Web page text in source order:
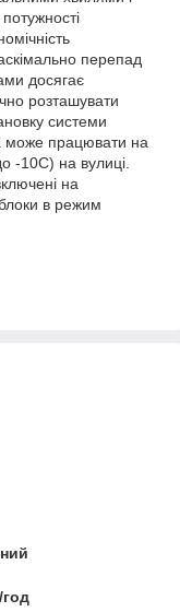
потужності
перепад
досягає
розташувати
системи
може працювати на
-10C) на вулиці.
на
в режим